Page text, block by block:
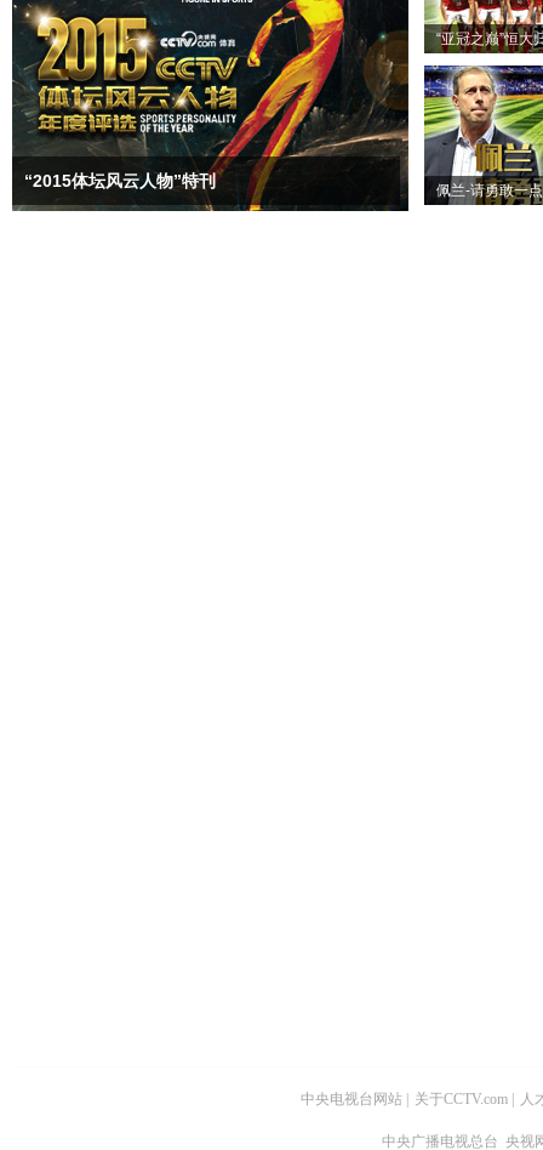
“2015体坛风云人物”特刊
“亚冠之巅”恒大
佩兰-请勇敢一点
中央电视台网站 关于CCTV.com 人
中央广播电视总台 央视